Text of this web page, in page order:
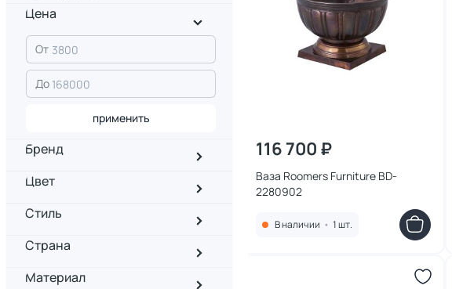
Цена
От
До
применить
Бренд
Цвет
Стиль
Страна
Материал
116 700 ₽
Ваза Roomers Furniture BD-
2280902
В наличии • 1 шт.